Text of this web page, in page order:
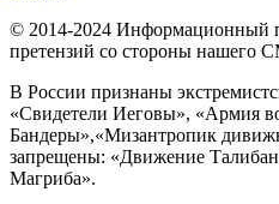
© 2014-2024 Информационный
претензий со стороны нашего
В России признаны
«Свидетели Иеговы», «Армия
Бандеры»,«Мизантропик
запрещены: «Движение
Магриба».